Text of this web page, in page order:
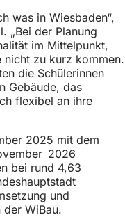
was in Wiesbaden“,
„Bei der Planung
im Mittelpunkt,
zu kurz kommen.
die Schülerinnen
Gebäude, das
flexibel an ihre
2025 mit dem
2026
bei rund 4,63
und
WiBau.